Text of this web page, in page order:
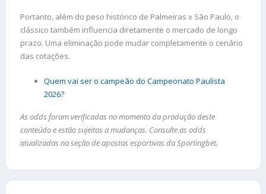
Portanto, além do peso histórico de Palmeiras x São Paulo, o
clássico também influencia diretamente o mercado de longo
prazo. Uma eliminação pode mudar completamente o cenário
das cotações.
Quem vai ser o campeão do Campeonato Paulista
2026?
As odds foram verificadas no momento da produção deste
conteúdo e estão sujeitas a mudanças. Consulte as odds
atualizadas na seção de apostas esportivas da Sportingbet.